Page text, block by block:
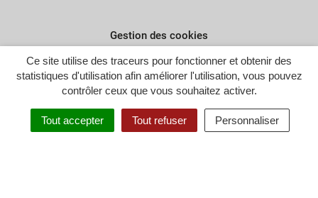
Ce site utilise des traceurs pour fonctionner et obtenir des
statistiques d'utilisation afin améliorer l'utilisation, vous pouvez
contrôler ceux que vous souhaitez activer.
Tout accepter Tout refuser Personnaliser
Gestion des cookies
Plan du site
Politique de confidentialité
Crédits